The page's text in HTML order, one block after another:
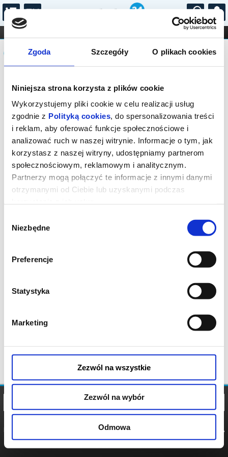
Zgoda Szczegóły O plikach cookies
Niniejsza strona korzysta z plików cookie
Wykorzystujemy pliki cookie w celu realizacji usług
zgodnie z Polityką cookies, do spersonalizowania treści
i reklam, aby oferować funkcje społecznościowe i
analizować ruch w naszej witrynie. Informacje o tym, jak
korzystasz z naszej witryny, udostępniamy partnerom
społecznościowym, reklamowym i analitycznym.
Partnerzy mogą połączyć te informacje z innymi danymi
otrzymanymi od Ciebie lub uzyskanymi podczas
zgody
Niezbędne
Preferencje
Statystyka
Marketing
Zezwól na wszystkie
Zezwól na wybór
Odmowa
...
FILHARMONIA OPERA I BALET
STAND-UP
DLA DZIECI
Komunikat
Sprzedaż biletów on-line na wydarzenie
została zakończona.
POLITYKA
POLITYKA